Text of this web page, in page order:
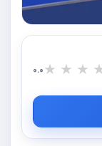
★
★
★
0.0